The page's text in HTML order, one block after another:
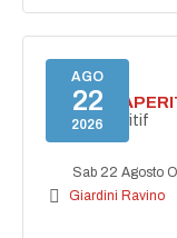
AGO
22
2026
SECRET
Secret aperitif
Sab 22 Agosto
Giardini Ravino